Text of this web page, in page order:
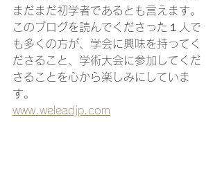
まだまだ初学者であるとも言えます。
このブログを読んでくださった１人で
も多くの方が、学会に興味を持ってく
ださること、学術大会に参加してくだ
さることを心から楽しみにしていま
す。
www.weleadjp.com